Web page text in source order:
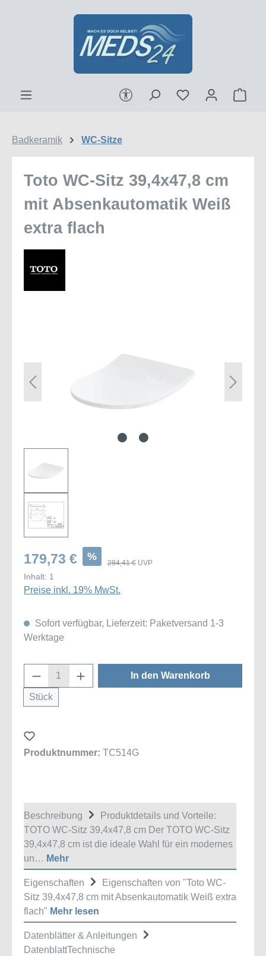
Zum Hauptinhalt springen
Werkzeugleiste anzeigen
Badkeramik WC-Sitze
Toto WC-Sitz 39,4x47,8 cm
mit Absenkautomatik Weiß
extra flach
179,73 € %
284,41 € UVP
Inhalt: 1
Preise inkl. 19% MwSt.
Sofort verfügbar, Lieferzeit: Paketversand 1-3
Werktage
Produkt Anzahl: Gib den gewünschten
Stück
In den Warenkorb
Produktnummer: TC514G
Beschreibung
Produktdetails und Vorteile:
TOTO WC-Sitz 39,4x47,8 cm Der TOTO WC-Sitz
39,4x47,8 cm ist die ideale Wahl für ein modernes
un… Mehr
Eigenschaften
Eigenschaften von "Toto WC-
Sitz 39,4x47,8 cm mit Absenkautomatik Weiß extra
flach" Mehr lesen
Datenblätter & Anleitungen
DatenblattTechnische